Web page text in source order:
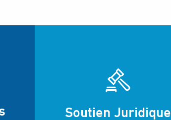
Soutien Juridique